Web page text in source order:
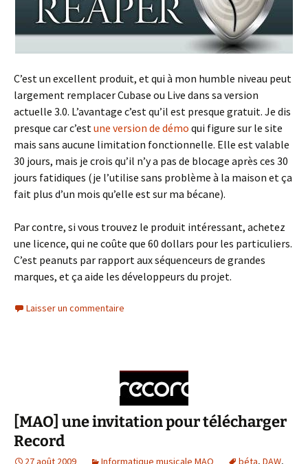
C’est un excellent produit, et qui à mon humble niveau peut
largement remplacer Cubase ou Live dans sa version
actuelle 3.0. L’avantage c’est qu’il est presque gratuit. Je dis
presque car c’estune version de démo qui figure sur le site
mais sans aucune limitation fonctionnelle. Elle est valable
30 jours, mais je crois qu’il n’y a pas de blocage après ces 30
jours fatidiques (je l’utilise sans problème à la maison et ça
fait plus d’un mois qu’elle est sur ma bécane).
Par contre, si vous trouvez le produit intéressant, achetez
une licence, qui ne coûte que 60 dollars pour les particuliers.
C’est peanuts par rapport aux séquenceurs de grandes
marques, et ça aide les développeurs du projet.
Laisser un commentaire
[MAO] une invitation pour télécharger
Record
27 août 2009 Informatique musicale MAO béta, DAW,